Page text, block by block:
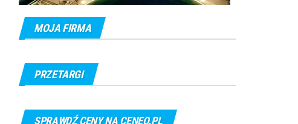
MOJA FIRMA
PRZETARGI
SPRAWDŹ CENY NA CENEO.PL